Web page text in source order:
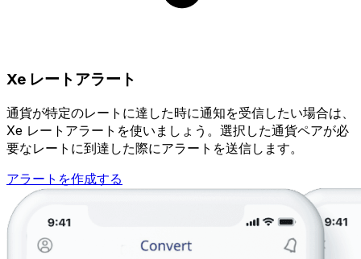
Xe レートアラート
通貨が特定のレートに達した時に通知を受信したい場合は、
Xe レートアラートを使いましょう。選択した通貨ペアが必
要なレートに到達した際にアラートを送信します。
アラートを作成する